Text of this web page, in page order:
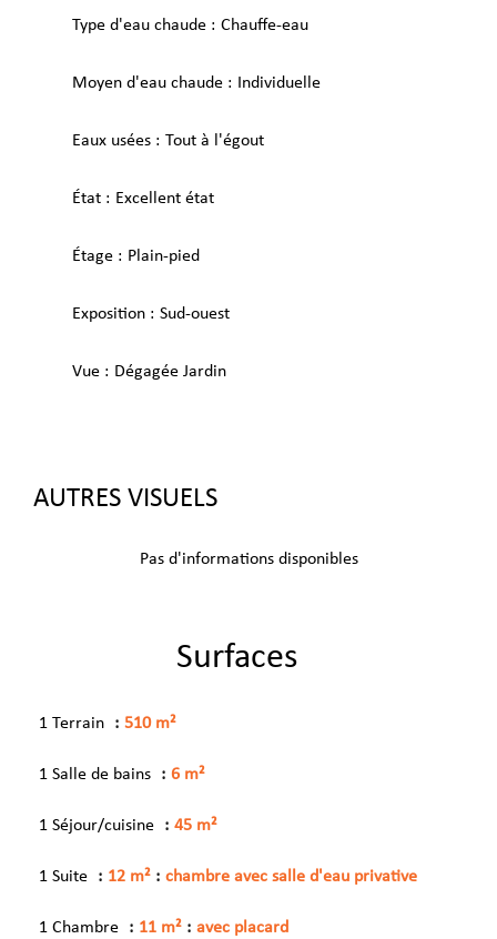
Type d'eau chaude Chauffe-eau
Moyen d'eau chaude Individuelle
Eaux usées Tout à l'égout
État Excellent état
Étage Plain-pied
Exposition Sud-ouest
Vue Dégagée Jardin
AUTRES VISUELS
Pas d'informations disponibles
Surfaces
1 Terrain 510 m²
1 Salle de bains 6 m²
1 Séjour/cuisine 45 m²
1 Suite 12 m² chambre avec salle d'eau privative
1 Chambre 11 m² avec placard